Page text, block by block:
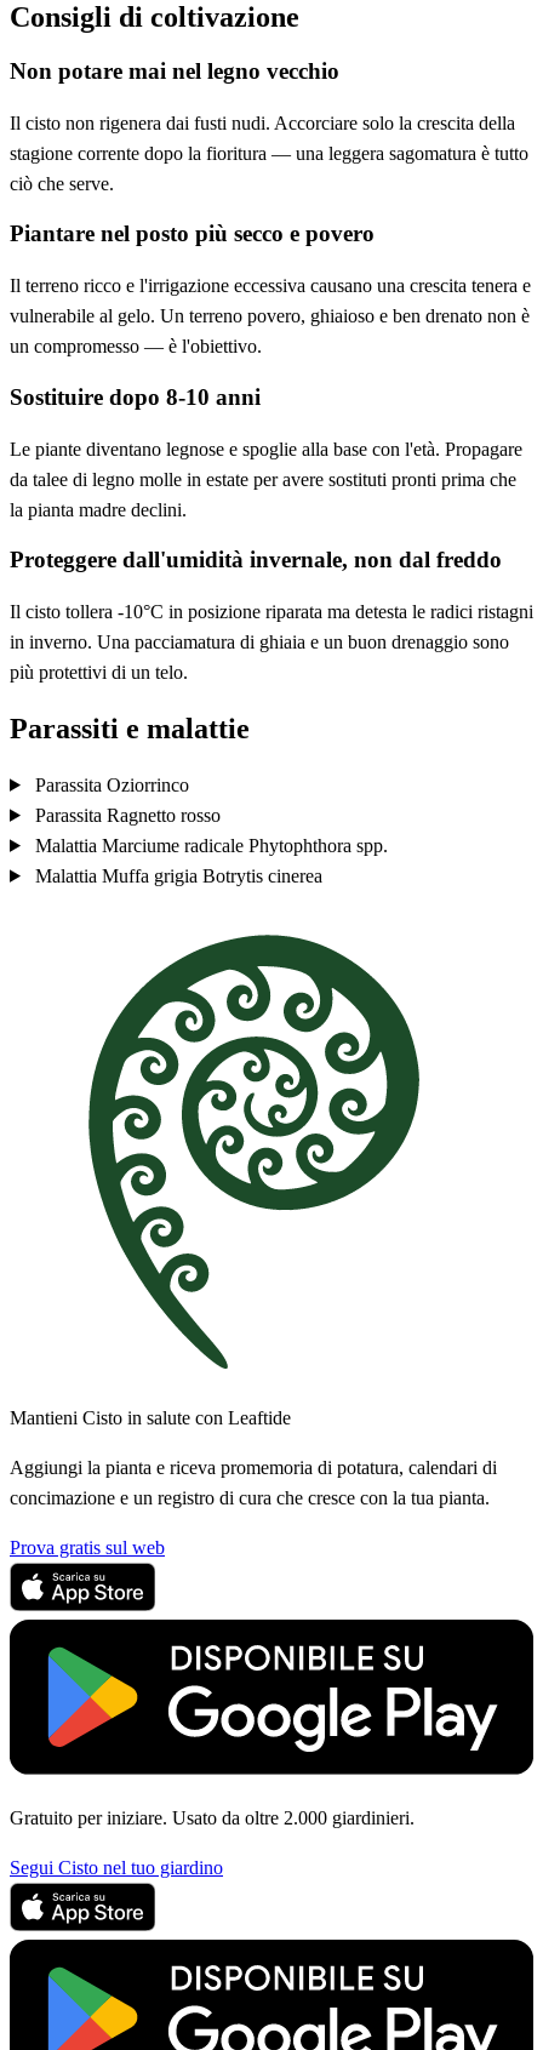
Consigli di coltivazione
Non potare mai nel legno vecchio
Il cisto non rigenera dai fusti nudi. Accorciare solo la crescita della
stagione corrente dopo la fioritura — una leggera sagomatura è tutto
ciò che serve.
Piantare nel posto più secco e povero
Il terreno ricco e l'irrigazione eccessiva causano una crescita tenera e
vulnerabile al gelo. Un terreno povero, ghiaioso e ben drenato non è
un compromesso — è l'obiettivo.
Sostituire dopo 8-10 anni
Le piante diventano legnose e spoglie alla base con l'età. Propagare
da talee di legno molle in estate per avere sostituti pronti prima che
la pianta madre declini.
Proteggere dall'umidità invernale, non dal freddo
Il cisto tollera -10°C in posizione riparata ma detesta le radici ristagni
in inverno. Una pacciamatura di ghiaia e un buon drenaggio sono
più protettivi di un telo.
Parassiti e malattie
Parassita Oziorrinco
Parassita Ragnetto rosso
Malattia Marciume radicale Phytophthora spp.
Malattia Muffa grigia Botrytis cinerea
Mantieni Cisto in salute con Leaftide
Aggiungi la pianta e riceva promemoria di potatura, calendari di
concimazione e un registro di cura che cresce con la tua pianta.
Prova gratis sul web
Gratuito per iniziare. Usato da oltre 2.000 giardinieri.
Segui Cisto nel tuo giardino